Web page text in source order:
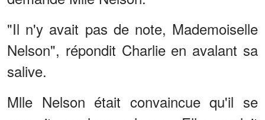
"Il n'y avait pas de note, Mademoiselle
Nelson", répondit Charlie en avalant sa
salive.
Mlle Nelson était convaincue qu'il se